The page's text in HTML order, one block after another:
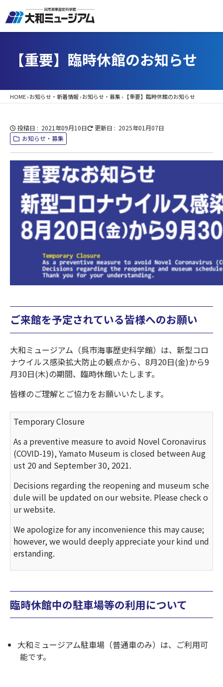
【重要】臨時休館のお知らせ
HOME›お知らせ・新着情報 ›お知らせ・募集› 【重要】臨時休館のお知らせ
投稿日 2021年09月10日 更新日
2025年01月07日
お知らせ・募集
ご来館を予定されている皆様へのお願い
大和ミュージアム（呉市海事歴史科学館）は、新型コロ
ナウイルス感染拡大防止の観点から、8月20日(金)から9
月30日(木)の期間、臨時休館いたします。
皆様のご理解とご協力をお願いいたします。
Temporary Closure
As a preventive measure to avoid Novel Coronavirus
(COVID-19), Yamato Museum is closed between Aug
ust 20 and September 30, 2021.
Decisions regarding the reopening and museum sche
dule will be updated on our website. Please check o
ur website.
We apologize for any inconvenience this may cause;
however, we would deeply appreciate your kind und
erstanding.
臨時休館中の駐車場等の利用について
大和ミュージアム駐車場（普通車のみ）は、ご利用可
能です。